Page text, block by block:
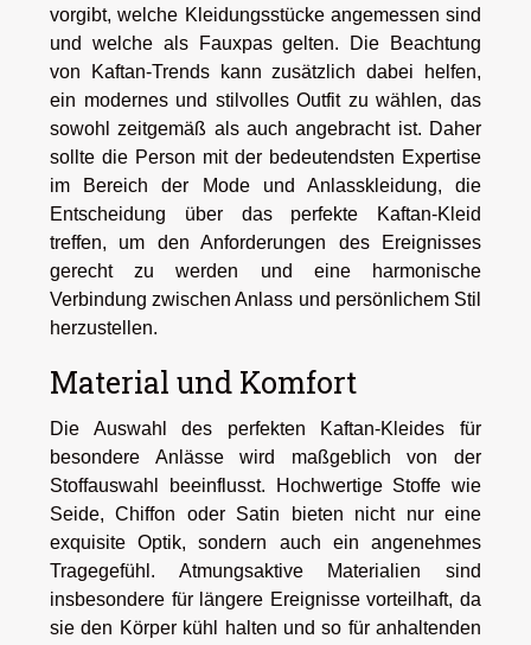
vorgibt, welche Kleidungsstücke angemessen sind
und welche als Fauxpas gelten. Die Beachtung
von Kaftan-Trends kann zusätzlich dabei helfen,
ein modernes und stilvolles Outfit zu wählen, das
sowohl zeitgemäß als auch angebracht ist. Daher
sollte die Person mit der bedeutendsten Expertise
im Bereich der Mode und Anlasskleidung, die
Entscheidung über das perfekte Kaftan-Kleid
treffen, um den Anforderungen des Ereignisses
gerecht zu werden und eine harmonische
Verbindung zwischen Anlass und persönlichem Stil
herzustellen.
Material und Komfort
Die Auswahl des perfekten Kaftan-Kleides für
besondere Anlässe wird maßgeblich von der
Stoffauswahl beeinflusst. Hochwertige Stoffe wie
Seide, Chiffon oder Satin bieten nicht nur eine
exquisite Optik, sondern auch ein angenehmes
Tragegefühl. Atmungsaktive Materialien sind
insbesondere für längere Ereignisse vorteilhaft, da
sie den Körper kühl halten und so für anhaltenden